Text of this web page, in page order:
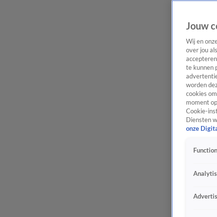
Jouw
Wij en
over jou
te kunnen
worden
cookies
moment
Cookie-
Diensten
onze